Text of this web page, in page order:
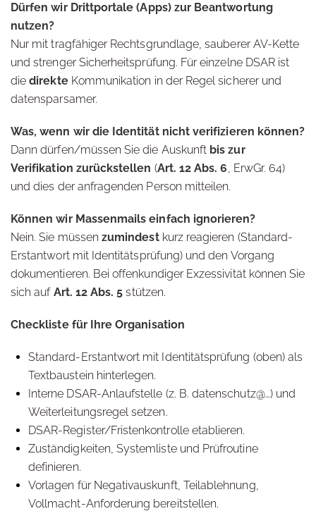
Dürfen wir Drittportale (Apps) zur Beantwortung
nutzen?
Nur mit tragfähiger Rechtsgrundlage, sauberer AV-Kette
und strenger Sicherheitsprüfung. Für einzelne DSAR ist
diedirekteKommunikation in der Regel sicherer und
datensparsamer.
Was, wenn wir die Identität nicht verifizieren können?
Dann dürfen/müssen Sie die Auskunft bis zur
Verifikation zurückstellen (Art. 12 Abs. 6, ErwGr. 64)
und dies der anfragenden Person mitteilen.
Können wir Massenmails einfach ignorieren?
Nein. Sie müssenzumindestkurz reagieren (Standard-
Erstantwort mit Identitätsprüfung) und den Vorgang
dokumentieren. Bei offenkundiger Exzessivität können Sie
sich auf Art. 12 Abs. 5 stützen.
Checkliste für Ihre Organisation
Standard-Erstantwort mit Identitätsprüfung (oben) als
Textbaustein hinterlegen.
Interne DSAR-Anlaufstelle (z. B. datenschutz@…) und
Weiterleitungsregel setzen.
DSAR-Register/Fristenkontrolle etablieren.
Zuständigkeiten, Systemliste und Prüfroutine
definieren.
Vorlagen für Negativauskunft, Teilablehnung,
Vollmacht-Anforderung bereitstellen.